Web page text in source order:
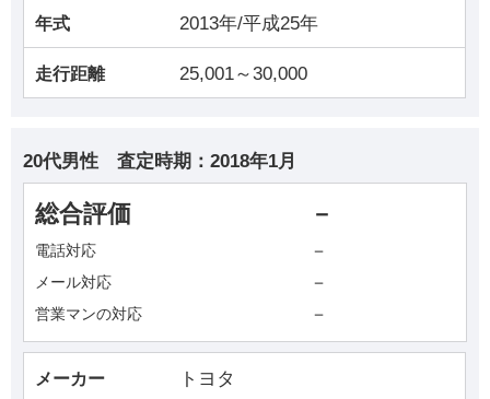
年式 2013年/平成25年
走行距離 25,001～30,000
20代男性 査定時期： 2018年1月
総合評価 －
電話対応 －
メール対応 －
営業マンの対応 －
メーカー トヨタ